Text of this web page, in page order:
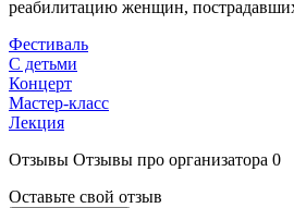
реабилитацию женщин,
Фестиваль
С детьми
Концерт
Мастер-класс
Лекция
Отзывы Отзывы про организатора 0
Оставьте свой отзыв